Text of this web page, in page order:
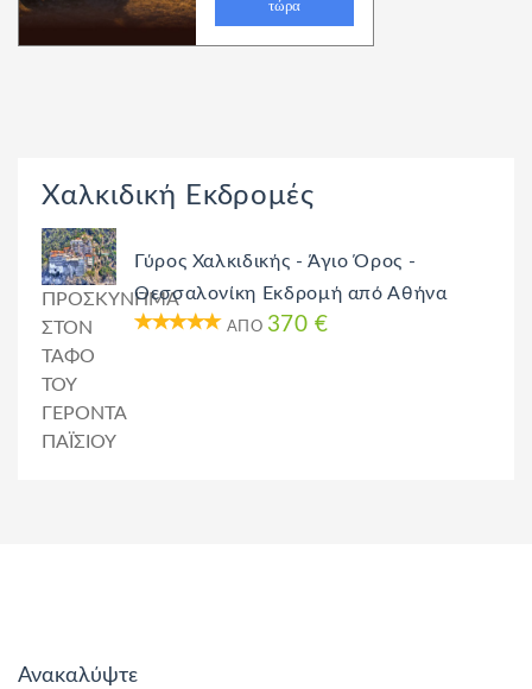
Χαλκιδική Εκδρομές
ΠΡΟΣΚΥΝΗΜΑ
ΣΤΟΝ
ΤΑΦΟ
ΤΟΥ
ΓΕΡΟΝΤΑ
ΠΑΪΣΙΟΥ
Γύρος Χαλκιδικής - Άγιο Όρος -
Θεσσαλονίκη Εκδρομή από Αθήνα
ΑΠΌ 370 €
Ανακαλύψτε